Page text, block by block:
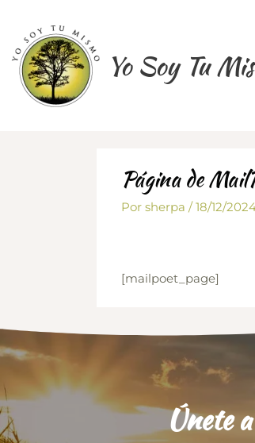
contenido
Yo Soy Tu
Página de
Porsherpa/18/12/
[mailpoet_page]
Únete